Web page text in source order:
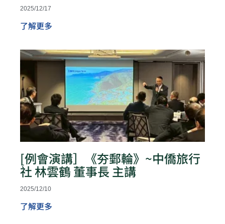
2025/12/17
了解更多
[例會演講］《夯郵輪》~中僑旅行
社 林雲鶴 董事長 主講
2025/12/10
了解更多